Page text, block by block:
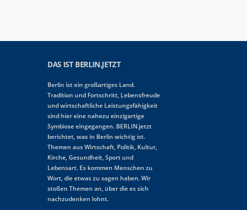
DAS IST BERLIN.JETZT
Berlin ist ein großartiges Land.
Tradition und Fortschritt, Lebensfreude
und wirtschaftliche Leistungsfähigkeit
sind hier eine nahezu einzigartige
Symbiose eingegangen. BERLIN.jetzt
berichtet, was in Berlin wichtig ist.
Themen aus Wirtschaft, Politik, Kultur,
Kirche, Gesundheit, Sport und
Lebensart. Es kommen Menschen zu
Wort, die etwas zu sagen haben. Wir
stoßen Themen an, über die es sich
nachzudenken lohnt.